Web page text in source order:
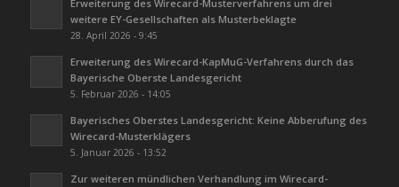
Erweiterung des Wirecard-Musterverfahrens um drei
weitere EY-Gesellschaften als Musterbeklagte
28. April 2026 - 9:45
Erweiterung des Wirecard-KapMuG-Verfahrens durch das
Bayerische Oberste Landesgericht
5. Februar 2026 - 14:05
Bayerisches Oberstes Landesgericht: Keine Abberufung des
Wirecard-Musterklägers
5. Januar 2026 - 13:52
Zur weiteren mündlichen Verhandlung im Wirecard-